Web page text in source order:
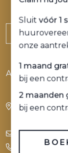
Alle ruimte
+31(0)10
Sluitvóór 1
onze
1 maand
bij een
2 maanden
bij een